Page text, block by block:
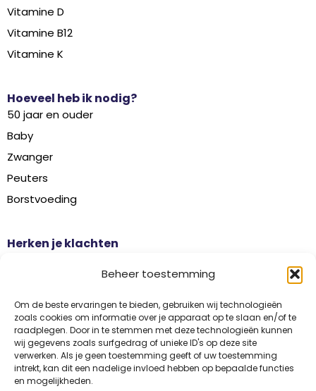
Beheer toestemming
Om de beste ervaringen te bieden, gebruiken wij technologieën
zoals cookies om informatie over je apparaat op te slaan en/of te
raadplegen. Door in te stemmen met deze technologieën kunnen
wij gegevens zoals surfgedrag of unieke ID's op deze site
verwerken. Als je geen toestemming geeft of uw toestemming
intrekt, kan dit een nadelige invloed hebben op bepaalde functies
en mogelijkheden.
Vitamine D
Vitamine B12
Vitamine K
Hoeveel heb ik nodig?
50 jaar en ouder
Baby
Zwanger
Peuters
Borstvoeding
Herken je klachten
Griep
Haaruitval
Overgangsklachten